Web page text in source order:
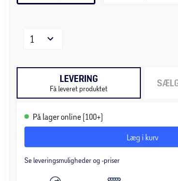
1
LEVERING
Få leveret produktet
På lager online (100+)
Læg i kurv
Se leveringsmuligheder og -priser